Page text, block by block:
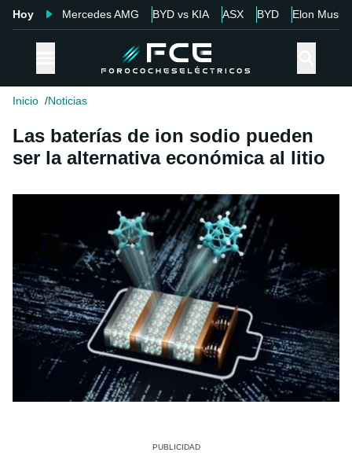
Hoy Mercedes AMG BYD vs KIA ASX BYD Elon Musk
Inicio Noticias
Las baterías de ion sodio pueden
ser la alternativa económica al litio